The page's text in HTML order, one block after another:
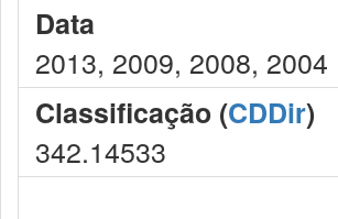
Data
2013, 2009, 2008, 2004
Classificação (CDDir)
342.14533